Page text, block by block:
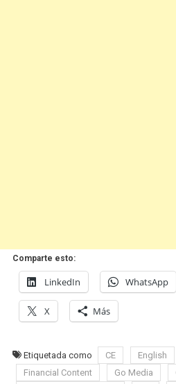
Comparte esto:
LinkedIn WhatsApp
X Más
Etiquetada como CE English
Financial Content
Go Media